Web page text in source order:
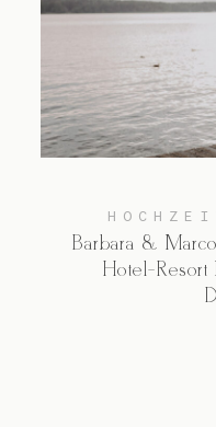
Barbara &
Hotel-